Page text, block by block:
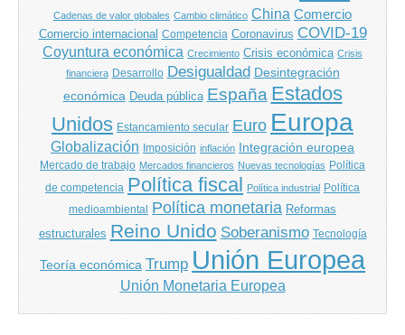
Cadenas de valor globales Cambio climático China Comercio
Comercio internacional Competencia Coronavirus COVID-19
Coyuntura económica Crecimiento Crisis económica Crisis
financiera
Desarrollo Desigualdad Desintegración
económica Deuda pública España Estados
Unidos Estancamiento secular Euro Europa
Globalización Imposición inflación Integración europea
Mercado de trabajo Mercados financieros Nuevas tecnologías Política
de competencia Política fiscal Política industrial
Política
medioambiental Política monetaria Reformas
estructurales Reino Unido Soberanismo Tecnología
Teoría económica Trump Unión Europea
Unión Monetaria Europea